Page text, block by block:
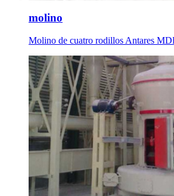
molino
Molino de cuatro rodillos Antares